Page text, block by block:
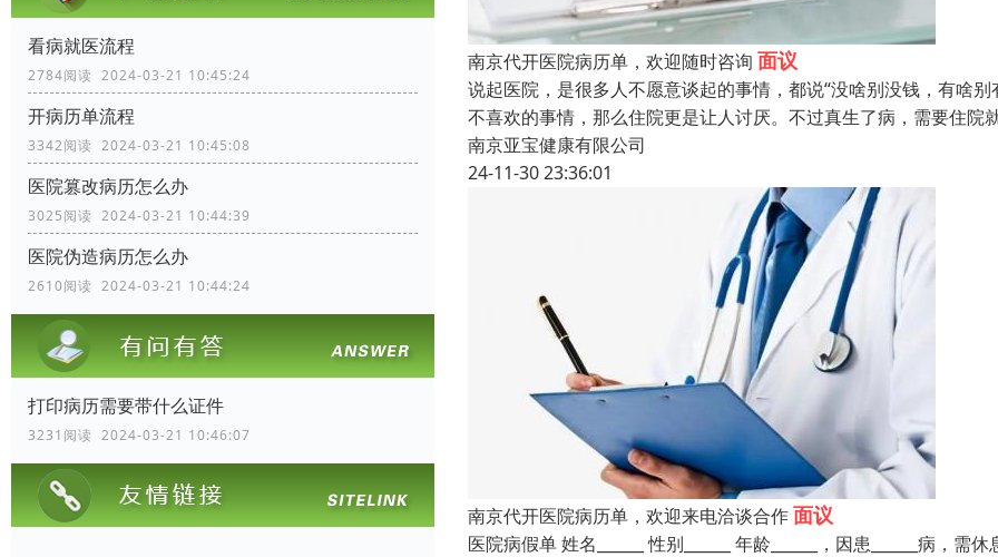
看病就医流程
2784阅读 2024-03-21 10:45:24
开病历单流程
3342阅读 2024-03-21 10:45:08
医院篡改病历怎么办
3025阅读 2024-03-21 10:44:39
医院伪造病历怎么办
2610阅读 2024-03-21 10:44:24
打印病历需要带什么证件
3231阅读 2024-03-21 10:46:07
南京代开医院病历单，欢迎随时咨询 面议
说起医院，是很多人不愿意谈起的事情，都说“没啥别没钱，有啥
不喜欢的事情，那么住院更是让人讨厌。不过真生了病，需要住
南京亚宝健康有限公司
24-11-30 23:36:01
南京代开医院病历单，欢迎来电洽谈合作面议
医院病假单 姓名______ 性别______ 年龄______，因患______病，需休